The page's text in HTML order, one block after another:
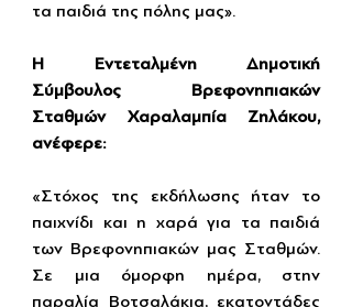
τα παιδιά της πόλης μας».
Η Εντεταλμένη Δημοτική
Σύμβουλος Βρεφονηπιακών
Σταθμών Χαραλαμπία Ζηλάκου,
ανέφερε:
«Στόχος της εκδήλωσης ήταν το
παιχνίδι και η χαρά για τα παιδιά
των Βρεφονηπιακών μας Σταθμών.
Σε μια όμορφη ημέρα, στην
παραλία Βοτσαλάκια, εκατοντάδες